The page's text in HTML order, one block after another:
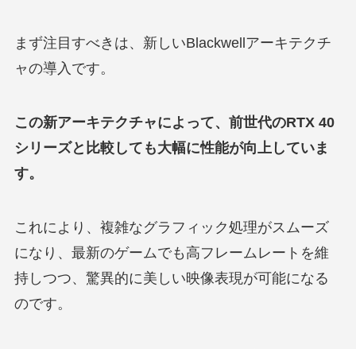
まず注目すべきは、新しいBlackwellアーキテクチ
ャの導入です。
この新アーキテクチャによって、前世代のRTX 40
シリーズと比較しても大幅に性能が向上していま
す。
これにより、複雑なグラフィック処理がスムーズ
になり、最新のゲームでも高フレームレートを維
持しつつ、驚異的に美しい映像表現が可能になる
のです。